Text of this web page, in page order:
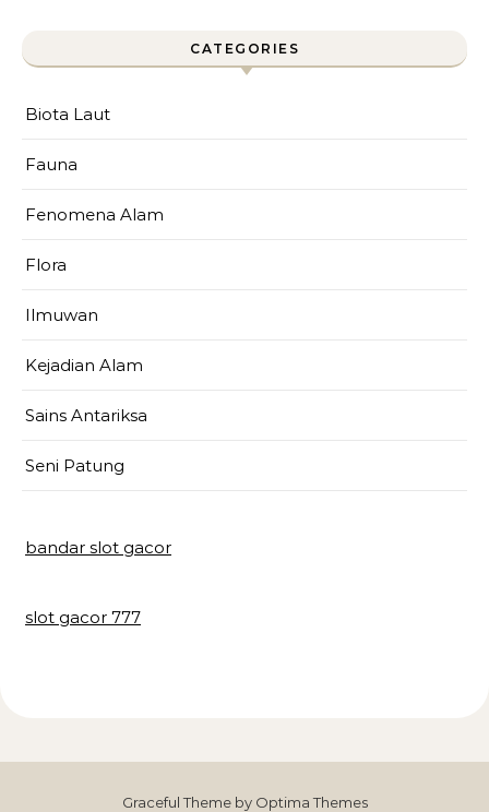
CATEGORIES
Biota Laut
Fauna
Fenomena Alam
Flora
Ilmuwan
Kejadian Alam
Sains Antariksa
Seni Patung
bandar slot gacor
slot gacor 777
Graceful Theme by Optima Themes